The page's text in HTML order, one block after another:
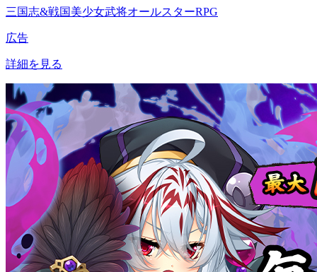
三国志&戦国美少女武将オールスターRPG
広告
詳細を見る